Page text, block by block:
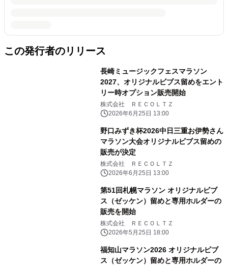
この発行者のリリース
長崎ミュージックフェスマラソン
2027、オリジナルビブス留めをエント
リー時オプション販売開始
株式会社 ＲＥＣＯＬＴＺ
2026年6月25日 13:00
野口みずき杯2026中日三重お伊勢さん
マラソン大会オリジナルビブス留めの
販売が決定
株式会社 ＲＥＣＯＬＴＺ
2026年6月25日 13:00
第51回札幌マラソン オリジナルビブ
ス（ゼッケン）留めと専用ホルダーの
販売を開始
株式会社 ＲＥＣＯＬＴＺ
2026年5月25日 18:00
福知山マラソン2026 オリジナルビブ
ス（ゼッケン）留めと専用ホルダーの